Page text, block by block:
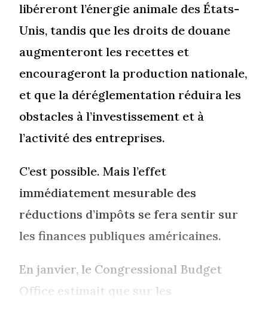
libéreront l’énergie animale des États-
Unis, tandis que les droits de douane
augmenteront les recettes et
encourageront la production nationale,
et que la déréglementation réduira les
obstacles à l’investissement et à
l’activité des entreprises.
C’est possible. Mais l’effet
immédiatement mesurable des
réductions d’impôts se fera sentir sur
les finances publiques américaines.
En janvier, le Congressional Budget
Office estimait que sur les